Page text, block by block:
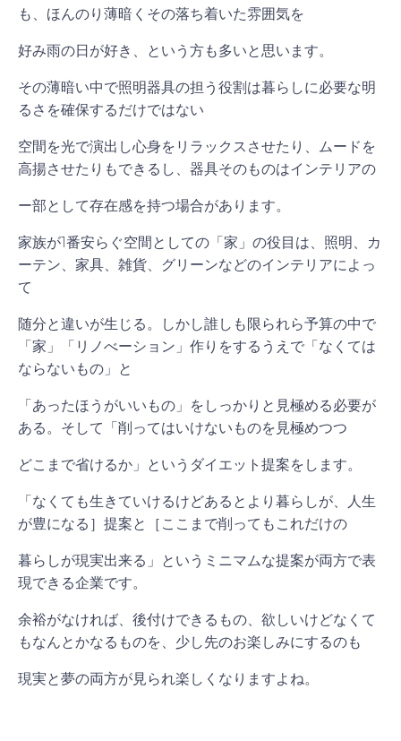
も、ほんのり薄暗くその落ち着いた雰囲気を
好み雨の日が好き、という方も多いと思います。
その薄暗い中で照明器具の担う役割は暮らしに必要な明
るさを確保するだけではない
空間を光で演出し心身をリラックスさせたり、ムードを
高揚させたりもできるし、器具そのものはインテリアの
ー部として存在感を持つ場合があります。
家族が1番安らぐ空間としての「家」の役目は、照明、カ
ーテン、家具、雑貨、グリーンなどのインテリアによっ
て
随分と違いが生じる。しかし誰しも限られら予算の中で
「家」「リノべーション」作りをするうえで「なくては
ならないもの」と
「あったほうがいいもの」をしっかりと見極める必要が
ある。そして「削ってはいけないものを見極めつつ
どこまで省けるか」というダイエット提案をします。
「なくても生きていけるけどあるとより暮らしが、人生
が豊になる］提案と［ここまで削ってもこれだけの
暮らしが現実出来る」というミニマムな提案が両方で表
現できる企業です。
余裕がなければ、後付けできるもの、欲しいけどなくて
もなんとかなるものを、少し先のお楽しみにするのも
現実と夢の両方が見られ楽しくなりますよね。